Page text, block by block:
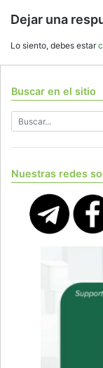
Dejar una
Lo siento, debes estar
Buscar en el sitio
Nuestras redes